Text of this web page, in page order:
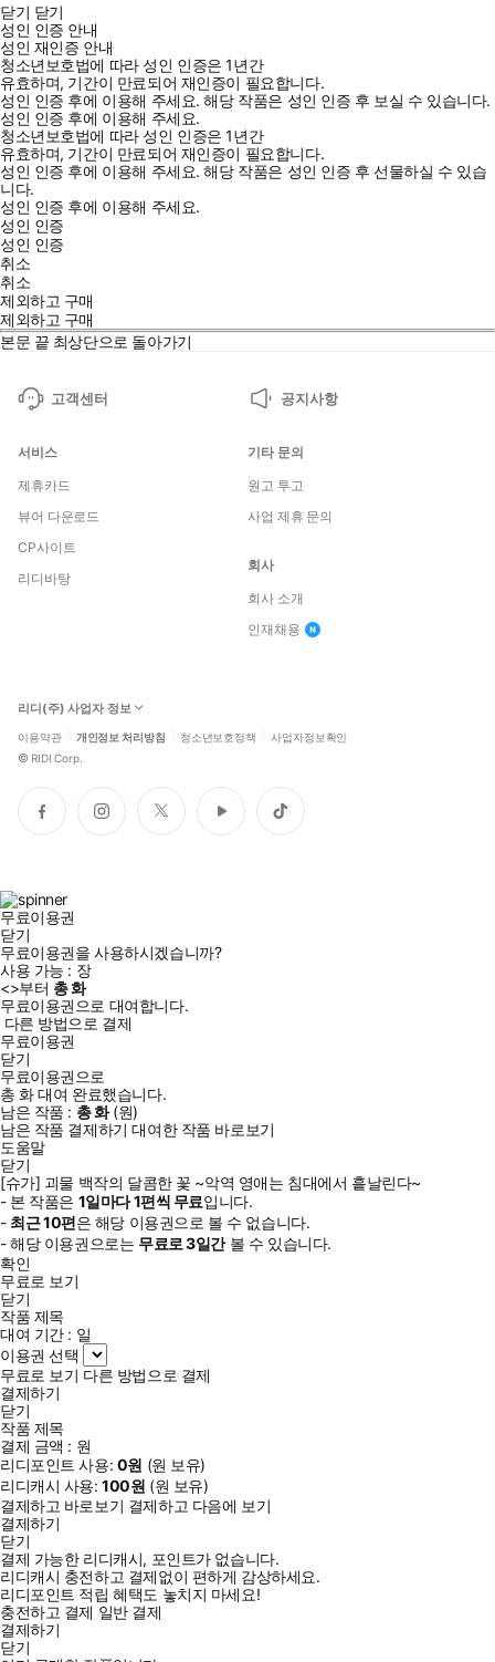
닫기 닫기
성인 인증 안내
성인 재인증 안내
청소년보호법에 따라 성인 인증은 1년간
유효하며, 기간이 만료되어 재인증이 필요합니다.
성인 인증 후에 이용해 주세요.해당 작품은 성인 인증 후 보실 수 있습니다.
성인 인증 후에 이용해 주세요.
청소년보호법에 따라 성인 인증은 1년간
유효하며, 기간이 만료되어 재인증이 필요합니다.
성인 인증 후에 이용해 주세요.해당 작품은 성인 인증 후 선물하실 수 있습
니다.
성인 인증 후에 이용해 주세요.
성인 인증
성인 인증
취소
취소
제외하고 구매
제외하고 구매
본문 끝 최상단으로 돌아가기
고객센터 공지사항
서비스
제휴카드
뷰어 다운로드
CP사이트
리디바탕
기타 문의
원고 투고
사업 제휴 문의
회사
회사 소개
인재채용
리디(주) 사업자 정보
이용약관 개인정보 처리방침 청소년보호정책 사업자정보확인
© RIDI Corp.
페
이
인
스
트
위
유
튜
틱
톡
무료이용권
닫기
무료이용권을 사용하시겠습니까?
사용 가능 : 장
<>부터 총화
무료이용권으로 대여합니다.
다른 방법으로 결제
무료이용권
닫기
무료이용권으로
총 화대여 완료했습니다.
남은 작품 : 총화(원)
남은 작품 결제하기 대여한 작품 바로보기
도움말
닫기
[슈가] 괴물 백작의 달콤한 꽃 ~악역 영애는 침대에서 흩날린다~
- 본 작품은 1일마다1편씩 무료입니다.
- 최근10편은 해당 이용권으로 볼 수 없습니다.
- 해당 이용권으로는 무료로3일간볼 수 있습니다.
확인
무료로 보기
닫기
작품 제목
대여 기간 : 일
이용권 선택
무료로 보기 다른 방법으로 결제
결제하기
닫기
작품 제목
결제 금액 : 원
리디포인트 사용: 0원 (원 보유)
리디캐시 사용:100원 (원 보유)
결제하고 바로보기 결제하고 다음에 보기
결제하기
닫기
결제 가능한 리디캐시, 포인트가 없습니다.
리디캐시 충전하고 결제없이 편하게 감상하세요.
리디포인트 적립 혜택도 놓치지 마세요!
충전하고 결제 일반 결제
결제하기
닫기